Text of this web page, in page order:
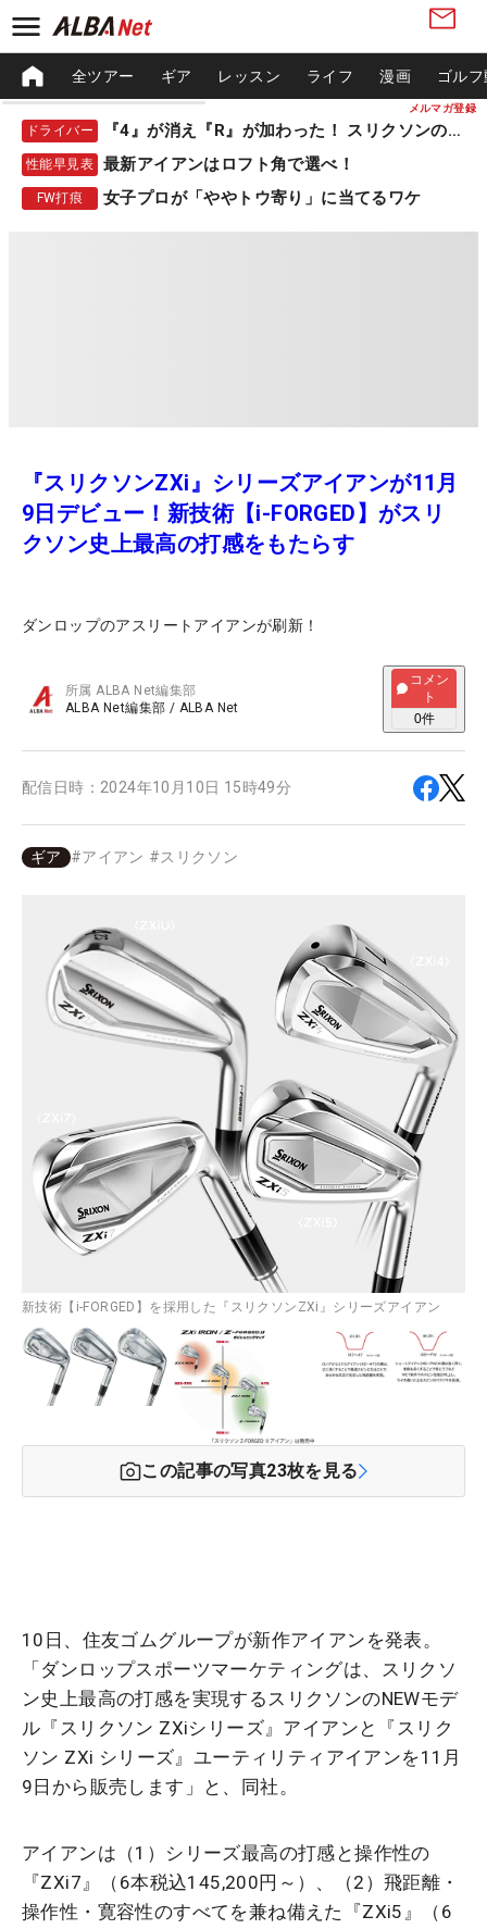
メルマガ登録
全ツアー ギア レッスン ライフ 漫画 ゴル
ドライバー 『4』が消え『R』が加わった！ スリクソンの新作
性能早見表 最新アイアンはロフト角で選べ！
FW打痕 女子プロが「ややトウ寄り」に当てるワケ
『スリクソンZXi』シリーズアイアンが11月
9日デビュー！新技術【i-FORGED】がスリ
クソン史上最高の打感をもたらす
ダンロップのアスリートアイアンが刷新！
所属ALBA Net編集部
ALBA Net編集部 / ALBA Net
コメン
ト
0件
配信日時： 2024年10月10日 15時49分
ギア #アイアン #スリクソン
新技術【i-FORGED】を採用した『スリクソンZXi』シリーズアイアン
この記事の写真23枚を見る
10日、住友ゴムグループが新作アイアンを発表。
「ダンロップスポーツマーケティングは、スリクソ
ン史上最高の打感を実現するスリクソンのNEWモデ
ル『スリクソン ZXiシリーズ』アイアンと『スリク
ソン ZXi シリーズ』ユーティリティアイアンを11月
9日から販売します」と、同社。
アイアンは（1）シリーズ最高の打感と操作性の
『ZXi7』（6本税込145,200円～）、（2）飛距離・
操作性・寛容性のすべてを兼ね備えた『ZXi5』（6